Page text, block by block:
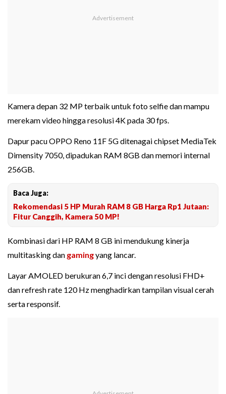
Kamera depan 32 MP terbaik untuk foto selfie dan mampu
merekam video hingga resolusi 4K pada 30 fps.
Dapur pacu OPPO Reno 11F 5G ditenagai chipset MediaTek
Dimensity 7050, dipadukan RAM 8GB dan memori internal
256GB.
Baca Juga:
Rekomendasi 5 HP Murah RAM 8 GB Harga Rp1 Jutaan:
Fitur Canggih, Kamera 50 MP!
Kombinasi dari HP RAM 8 GB ini mendukung kinerja
multitasking dan gamingyang lancar.
Layar AMOLED berukuran 6,7 inci dengan resolusi FHD+
dan refresh rate 120 Hz menghadirkan tampilan visual cerah
serta responsif.